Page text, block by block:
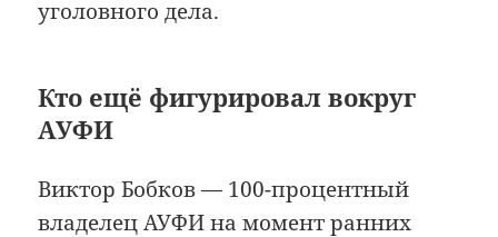
уголовного дела.
Кто ещё фигурировал вокруг
АУФИ
Виктор Бобков — 100-процентный
владелец АУФИ на момент ранних